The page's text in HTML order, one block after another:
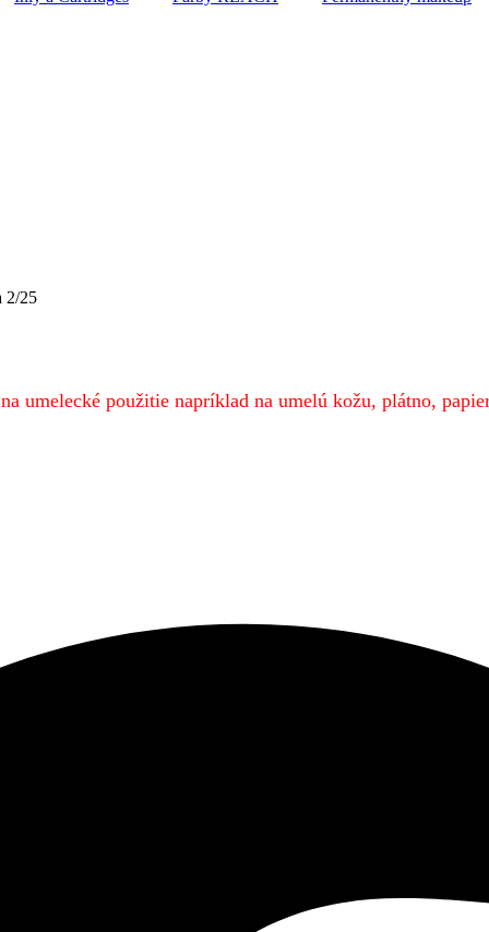
2/25
umelecké použitie napríklad na umelú kožu, plátno,